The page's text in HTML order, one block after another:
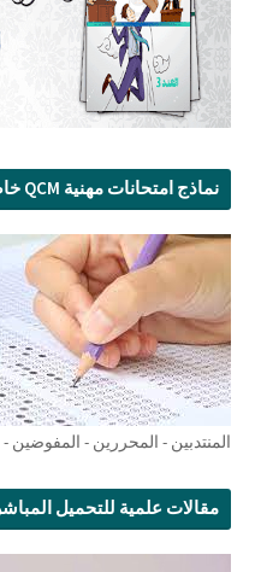
نماذج امتحانات مهنية QCM خاصة بمباريات وزارة العدل
المنتدبين - المحررين - المفوضين
مقالات علمية للتحميل المباشر 10.000+ مقال علمي